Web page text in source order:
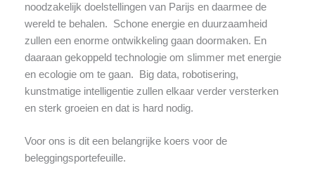
noodzakelijk doelstellingen van Parijs en daarmee de
wereld te behalen. Schone energie en duurzaamheid
zullen een enorme ontwikkeling gaan doormaken. En
daaraan gekoppeld technologie om slimmer met energie
en ecologie om te gaan. Big data, robotisering,
kunstmatige intelligentie zullen elkaar verder versterken
en sterk groeien en dat is hard nodig.
Voor ons is dit een belangrijke koers voor de
beleggingsportefeuille.